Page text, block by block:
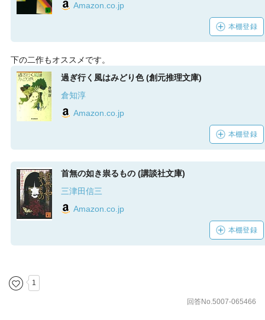
Amazon.co.jp
本棚登録
下の二作もオススメです。
過ぎ行く風はみどり色 (創元推理文庫)
倉知淳
Amazon.co.jp
本棚登録
首無の如き祟るもの (講談社文庫)
三津田信三
Amazon.co.jp
本棚登録
1
回答No.5007-065466